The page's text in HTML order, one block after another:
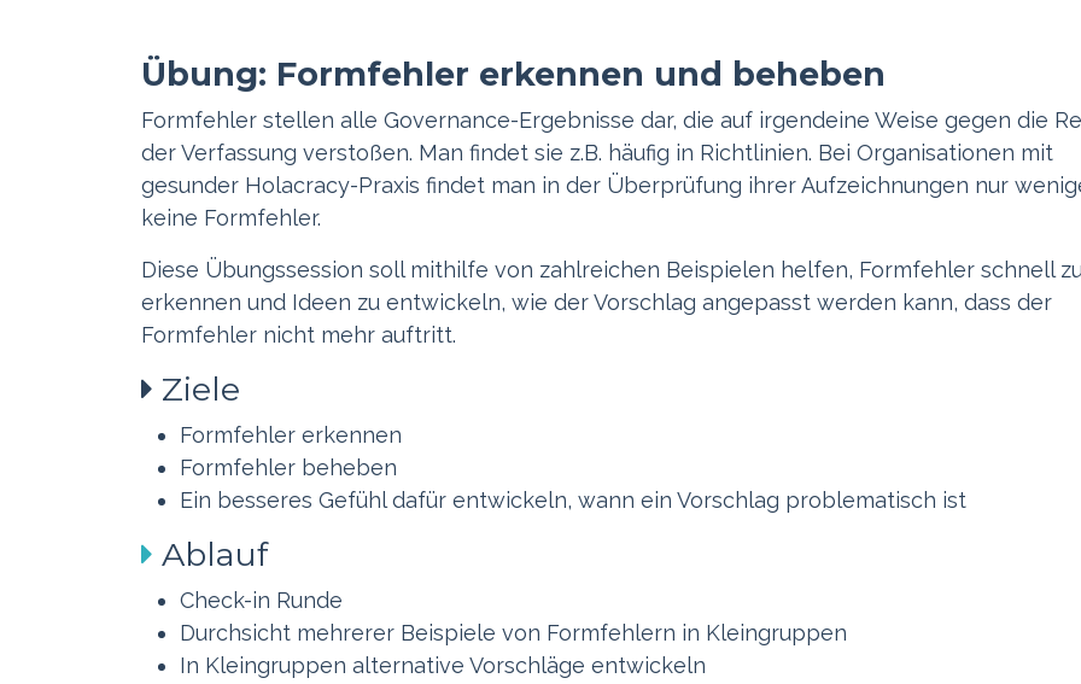
Übung: Formfehler erkennen und beheben
Formfehler stellen alle Governance-Ergebnisse dar, die auf irgendeine Weise gegen die
der Verfassung verstoßen. Man findet sie z.B. häufig in Richtlinien. Bei Organisationen mit
gesunder Holacracy-Praxis findet man in der Überprüfung ihrer Aufzeichnungen nur
keine Formfehler.
Diese Übungssession soll mithilfe von zahlreichen Beispielen helfen, Formfehler schnell
erkennen und Ideen zu entwickeln, wie der Vorschlag angepasst werden kann, dass der
Formfehler nicht mehr auftritt.
Ziele
​Formfehler erkennen
Formfehler beheben
Ein besseres Gefühl dafür entwickeln, wann ein Vorschlag problematisch ist
Ablauf
Check-in Runde
Durchsicht mehrerer Beispiele von Formfehlern in Kleingruppen
In Kleingruppen alternative Vorschläge entwickeln